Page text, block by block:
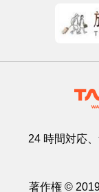
24 時間対応
著作権 ©